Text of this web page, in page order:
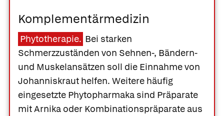
Komplementärmedizin
Phytotherapie. Bei starken
Schmerzzuständen von Sehnen-, Bändern-
und Muskelansätzen soll die Einnahme von
Johanniskraut helfen. Weitere häufig
eingesetzte Phytopharmaka sind Präparate
mit Arnika oder Kombinationspräparate aus